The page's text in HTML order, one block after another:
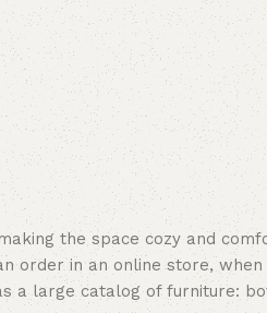
the space cozy and
in an online store,
a large catalog of furniture: